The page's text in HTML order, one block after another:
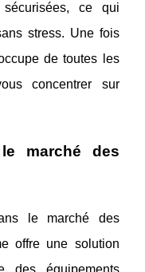
ce qui
stress. Une fois
de toutes les
concentrer sur
marché des
le marché des
offre une solution
des équipements